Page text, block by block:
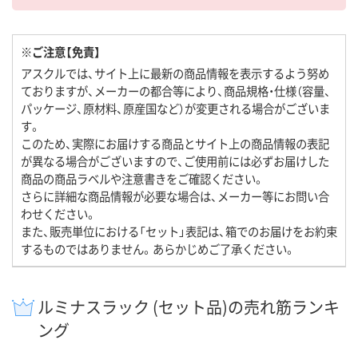
※ご注意【免責】
アスクルでは、サイト上に最新の商品情報を表示するよう努め
ておりますが、メーカーの都合等により、商品規格・仕様（容量、
パッケージ、原材料、原産国など）が変更される場合がございま
す。
このため、実際にお届けする商品とサイト上の商品情報の表記
が異なる場合がございますので、ご使用前には必ずお届けした
商品の商品ラベルや注意書きをご確認ください。
さらに詳細な商品情報が必要な場合は、メーカー等にお問い合
わせください。
また、販売単位における「セット」表記は、箱でのお届けをお約束
するものではありません。あらかじめご了承ください。
ルミナスラック (セット品)の売れ筋ランキ
ング